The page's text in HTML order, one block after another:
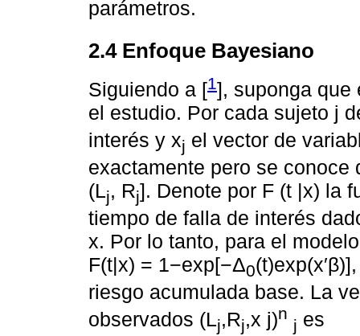
parámetros.
2.4 Enfoque Bayesiano
Siguiendo a [1], suponga que
el estudio. Por cada sujeto j
interés y xj el vector de
exactamente pero se
(Lj, Rj]. Denote por F (t |x) la
tiempo de falla de interés
x. Por lo tanto, para el
F(t|x) = 1−exp[−Δ0
riesgo acumulada base. La
observados (Lj,Rj,x j)n
j es